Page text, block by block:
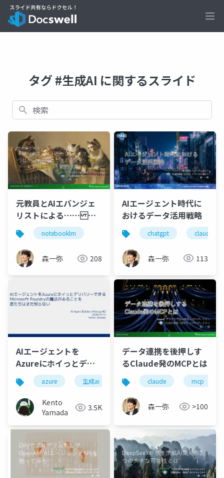
タグ #生成AI に関するスライド
検索
元教員とAIエバンジェ
リストによる…… そ
のAI常識、もう通用し
ない！？ 今日から予
算ゼロで使える安全・
無料 ツールで授業準
備を劇的改善
notebooklm
森一弥 208
AIエージェント時代に
おけるデータ活用戦略
chatgpt claude
森一弥 113
AIエージェントを
Azureにホイっとデリ
バリーできる
Microsoft Foundryの
魔法があることを君た
ちはまだ知らない
azure 生成ai .net
Kento
Yamada
3.5K
データ連携を後押しす
るClaude発のMCPとは
claude mcp
森一弥 >100